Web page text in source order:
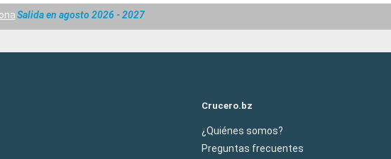
Salida en agosto 2026 - 2027
Crucero.bz
¿Quiénes somos?
Preguntas frecuentes